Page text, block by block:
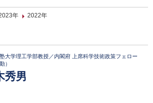
年 2022年
大学理工学部教授／内閣府 上席科学技術政策フェロー
）
秀男